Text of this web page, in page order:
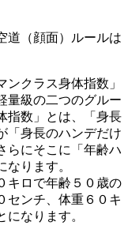
道（顔面）ルールは
クラス身体指数」
量級の二つのグルー
指数」とは、「身長
「身長のハンデだけ
らにそこに「年齢ハ
ります。
キロで年齢５０歳の
センチ、体重６０キ
なります。